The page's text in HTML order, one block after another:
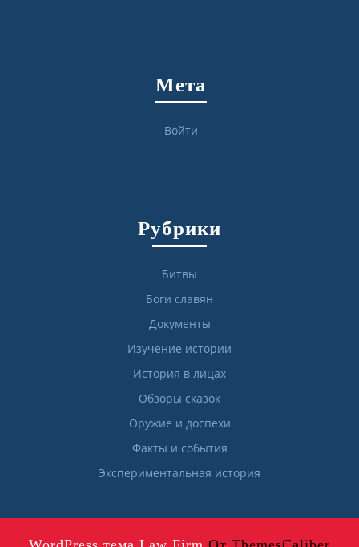
Мета
Войти
Рубрики
Битвы
Боги славян
Документы
Изучение истории
История в лицах
Обзоры сказок
Оружие и доспехи
Факты и события
Экспериментальная история